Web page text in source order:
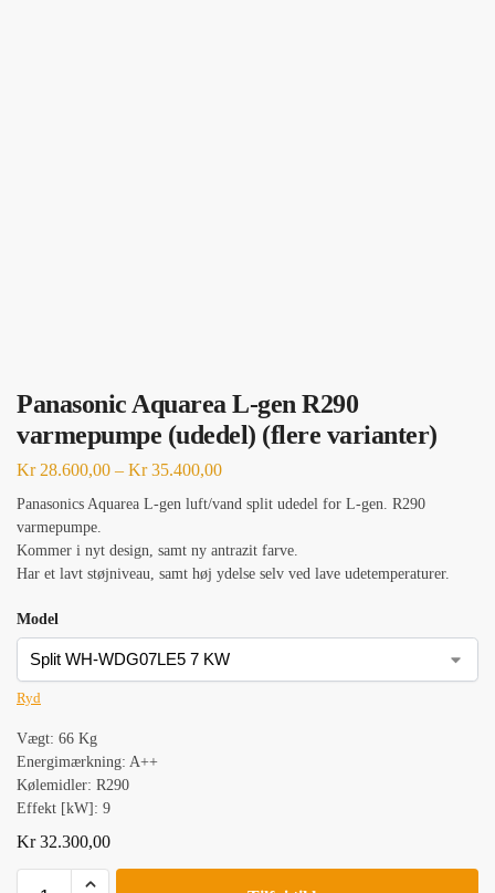
Panasonic Aquarea L-gen R290
varmepumpe (udedel) (flere varianter)
Kr28.600,00 – Kr35.400,00
Panasonics Aquarea L-gen luft/vand split udedel for L-gen. R290
varmepumpe.
Kommer i nyt design, samt ny antrazit farve.
Har et lavt støjniveau, samt høj ydelse selv ved lave udetemperaturer.
Model
Ryd
Vægt: 66 Kg
Energimærkning: A++
Kølemidler: R290
Effekt [kW]: 9
Kr32.300,00